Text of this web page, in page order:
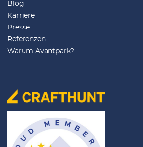
Blog
Karriere
Presse
Referenzen
Warum Avantpark?